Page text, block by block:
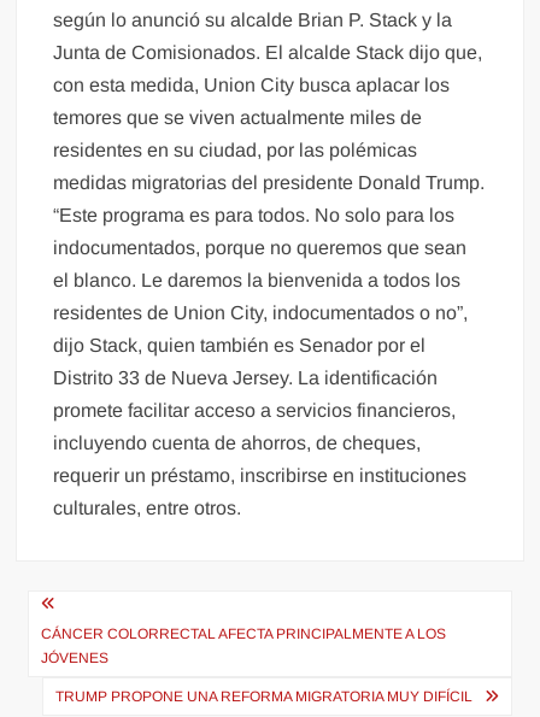
según lo anunció su alcalde Brian P. Stack y la
Junta de Comisionados. El alcalde Stack dijo que,
con esta medida, Union City busca aplacar los
temores que se viven actualmente miles de
residentes en su ciudad, por las polémicas
medidas migratorias del presidente Donald Trump.
“Este programa es para todos. No solo para los
indocumentados, porque no queremos que sean
el blanco. Le daremos la bienvenida a todos los
residentes de Union City, indocumentados o no”,
dijo Stack, quien también es Senador por el
Distrito 33 de Nueva Jersey. La identificación
promete facilitar acceso a servicios financieros,
incluyendo cuenta de ahorros, de cheques,
requerir un préstamo, inscribirse en instituciones
culturales, entre otros.
Navegación
de
entradas
CÁNCER COLORRECTAL AFECTA PRINCIPALMENTE A LOS
JÓVENES
TRUMP PROPONE UNA REFORMA MIGRATORIA MUY DIFÍCIL